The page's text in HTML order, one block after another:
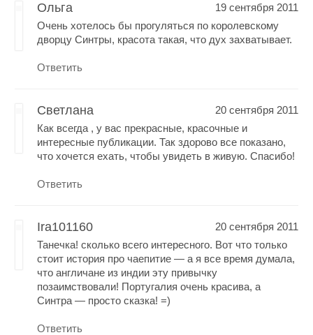
Ольга
19 сентября 2011
Очень хотелось бы прогуляться по королевскому
дворцу Синтры, красота такая, что дух захватывает.
Ответить
Светлана
20 сентября 2011
Как всегда , у вас прекрасные, красочные и
интересные публикации. Так здорово все показано,
что хочется ехать, чтобы увидеть в живую. Спасибо!
Ответить
Ira101160
20 сентября 2011
Танечка! сколько всего интересного. Вот что только
стоит история про чаепитие — а я все время думала,
что англичане из индии эту привычку
позаимствовали! Португалия очень красива, а
Синтра — просто сказка! =)
Ответить